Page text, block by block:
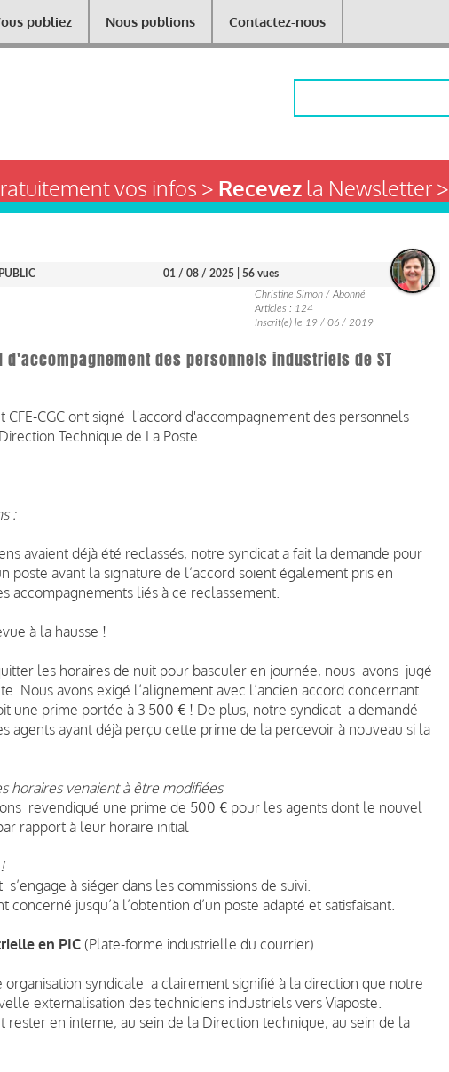
publiez Nous publions Contactez-nous
vos infos > Recevezla Newsletter >
01 / 08 / 2025 | 56 vues
Christine Simon / Abonné
Articles : 124
Inscrit(e) le 19 / 06 / 2019
d'accompagnement des personnels industriels de ST
CFE-CGC ont signé l'accord d'accompagnement des personnels
Technique de La Poste.
:
avaient déjà été reclassés, notre syndicat a fait la demande pour
poste avant la signature de l’accord soient également pris en
accompagnements liés à ce reclassement.
à la hausse !
les horaires de nuit pour basculer en journée, nous avons jugé
Nous avons exigé l’alignement avec l’ancien accord concernant
une prime portée à 3 500 € ! De plus, notre syndicat a demandé
agents ayant déjà perçu cette prime de la percevoir à nouveau si la
horaires venaient à être modifiées
revendiqué une prime de 500 € pour les agents dont le nouvel
rapport à leur horaire initial
à siéger dans les commissions de suivi.
jusqu’à l’obtention d’un poste adapté et satisfaisant.
en PIC (Plate-forme industrielle du courrier)
syndicale a clairement signifié à la direction que notre
externalisation des techniciens industriels vers Viaposte.
rester en interne, au sein de la Direction technique, au sein de la